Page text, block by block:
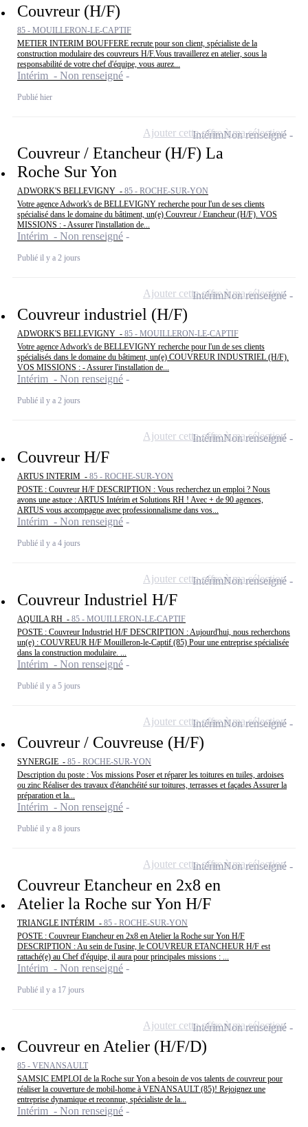
Couvreur (H/F)
85 - MOUILLERON-LE-CAPTIF
METIER INTERIM BOUFFERE recrute pour son client, spécialiste de la
construction modulaire des couvreurs H/F.Vous travaillerez en atelier, sous la
responsabilité de votre chef d'équipe, vous aurez...
Intérim - Non renseigné
Publié hier
Couvreur / Etancheur (H/F) La
Roche Sur Yon
ADWORK'S BELLEVIGNY - 85 - ROCHE-SUR-YON
Votre agence Adwork's de BELLEVIGNY recherche pour l'un de ses clients
spécialisé dans le domaine du bâtiment, un(e) Couvreur / Etancheur (H/F). VOS
MISSIONS : - Assurer l'installation de...
Intérim - Non renseigné
Publié il y a 2 jours
IntérimNon renseigné
Ajouter cette offre à ma sélection
Couvreur industriel (H/F)
ADWORK'S BELLEVIGNY - 85 - MOUILLERON-LE-CAPTIF
Votre agence Adwork's de BELLEVIGNY recherche pour l'un de ses clients
spécialisés dans le domaine du bâtiment, un(e) COUVREUR INDUSTRIEL (H/F).
VOS MISSIONS : - Assurer l'installation de...
Intérim - Non renseigné
Publié il y a 2 jours
IntérimNon renseigné
Ajouter cette offre à ma sélection
Couvreur H/F
ARTUS INTERIM - 85 - ROCHE-SUR-YON
POSTE : Couvreur H/F DESCRIPTION : Vous recherchez un emploi ? Nous
avons une astuce : ARTUS Intérim et Solutions RH ! Avec + de 90 agences,
ARTUS vous accompagne avec professionnalisme dans vos...
Intérim - Non renseigné
Publié il y a 4 jours
IntérimNon renseigné
Ajouter cette offre à ma sélection
Couvreur Industriel H/F
AQUILA RH - 85 - MOUILLERON-LE-CAPTIF
POSTE : Couvreur Industriel H/F DESCRIPTION : Aujourd'hui, nous recherchons
un(e) : COUVREUR H/F Mouilleron-le-Captif (85) Pour une entreprise spécialisée
dans la construction modulaire. ...
Intérim - Non renseigné
Publié il y a 5 jours
IntérimNon renseigné
Ajouter cette offre à ma sélection
Couvreur / Couvreuse (H/F)
SYNERGIE - 85 - ROCHE-SUR-YON
Description du poste : Vos missions Poser et réparer les toitures en tuiles, ardoises
ou zinc Réaliser des travaux d'étanchéité sur toitures, terrasses et façades Assurer la
préparation et la...
Intérim - Non renseigné
Publié il y a 8 jours
IntérimNon renseigné
Ajouter cette offre à ma sélection
Couvreur Etancheur en 2x8 en
Atelier la Roche sur Yon H/F
TRIANGLE INTÉRIM - 85 - ROCHE-SUR-YON
POSTE : Couvreur Etancheur en 2x8 en Atelier la Roche sur Yon H/F
DESCRIPTION : Au sein de l'usine, le COUVREUR ETANCHEUR H/F est
rattaché(e) au Chef d'équipe, il aura pour principales missions : ...
Intérim - Non renseigné
Publié il y a 17 jours
IntérimNon renseigné
Ajouter cette offre à ma sélection
Couvreur en Atelier (H/F/D)
85 - VENANSAULT
SAMSIC EMPLOI de la Roche sur Yon a besoin de vos talents de couvreur pour
réaliser la couverture de mobil-home à VENANSAULT (85)! Rejoignez une
entreprise dynamique et reconnue, spécialiste de la...
Intérim - Non renseigné
IntérimNon renseigné
Ajouter cette offre à ma sélection